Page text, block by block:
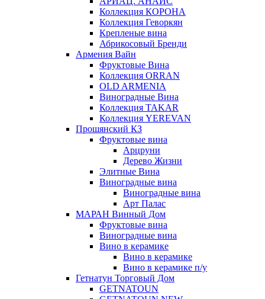
Коллекция КОРОНА
Коллекция Геворкян
Крепленые вина
Абрикосовый Бренди
Армения Вайн
Фруктовые Вина
Коллекция ORRAN
OLD ARMENIA
Виноградные Вина
Коллекция TAKAR
Коллекция YEREVAN
Прошянский КЗ
Фруктовые вина
Арцруни
Дерево Жизни
Элитные Вина
Виноградные вина
Виноградные вина
Арт Палас
МАРАН Винный Дом
Фруктовые вина
Виноградные вина
Вино в керамике
Вино в керамике
Вино в керамике п/у
Гетнатун Торговый Дом
GETNATOUN